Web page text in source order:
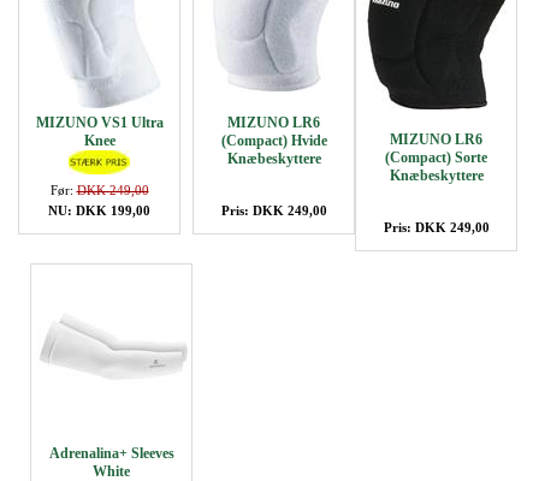
MIZUNO VS1 Ultra
Knee
Før:DKK 249,00
NU: DKK 199,00
MIZUNO LR6
(Compact) Hvide
Knæbeskyttere
Pris: DKK 249,00
MIZUNO LR6
(Compact) Sorte
Knæbeskyttere
Pris: DKK 249,00
Adrenalina+ Sleeves
White